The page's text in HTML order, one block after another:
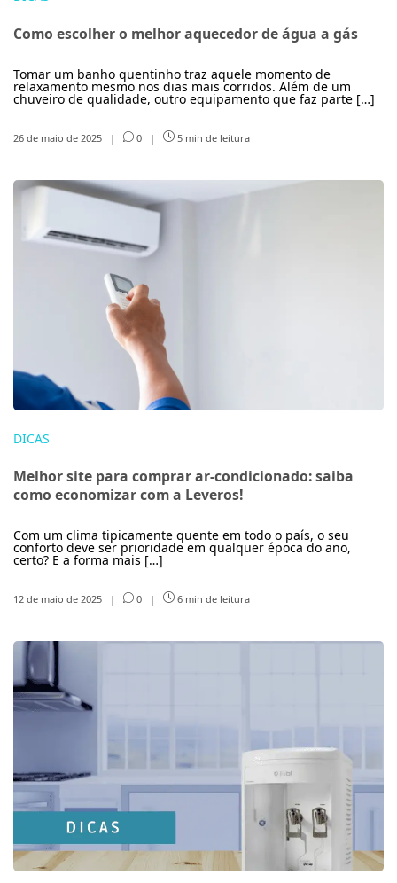
Como escolher o melhor aquecedor de água a gás
Tomar um banho quentinho traz aquele momento de
relaxamento mesmo nos dias mais corridos. Além de um
chuveiro de qualidade, outro equipamento que faz parte […]
26 de maio de 2025 | 0 | 5 min de leitura
DICAS
Melhor site para comprar ar-condicionado: saiba
como economizar com a Leveros!
Com um clima tipicamente quente em todo o país, o seu
conforto deve ser prioridade em qualquer época do ano,
certo? E a forma mais […]
12 de maio de 2025 | 0 | 6 min de leitura